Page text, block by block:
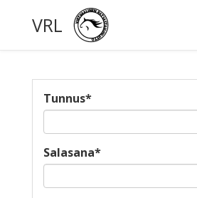
VRL
Tunnus*
Salasana*